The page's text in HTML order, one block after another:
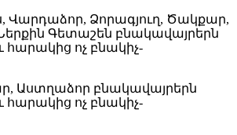
Վարդաձոր, Ձորագյուղ, Ծակքար,
Գետաշեն բնակավայրերն
հարակից ոչ բնակիչ-
Աստղաձոր բնակավայրերն
հարակից ոչ բնակիչ-